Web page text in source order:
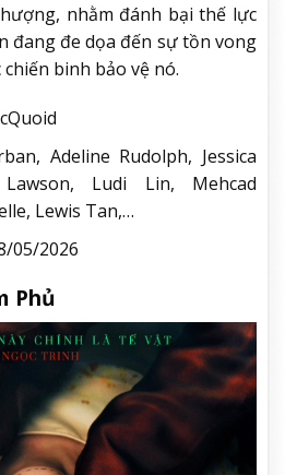
nhằm đánh bại thế lực
đang đe dọa đến sự tồn vong
binh bảo vệ nó.
Adeline Rudolph, Jessica
Lawson, Ludi Lin, Mehcad
Lewis Tan,…
05/2026
Phủ